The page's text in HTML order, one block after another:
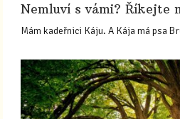
Nemluví s vámi? Říkejte
Mám kadeřnici Káju. A Kája má psa